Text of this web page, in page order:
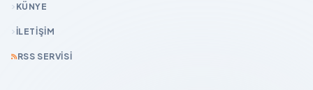
KÜNYE
İLETIŞIM
RSS SERVISI